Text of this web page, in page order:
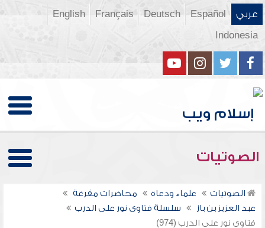
عربي Español
Deutsch
Français
English
Indonesia
الصوتيات
الصوتيات علماء ودعاة
محاضرات مفرغة
عبد العزيز بن باز
سلسلة فتاوى نور على الدرب
فتاوى نور على الدرب (974)